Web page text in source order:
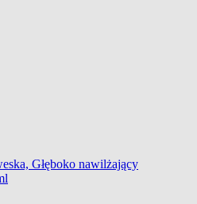
Głęboko nawilżający